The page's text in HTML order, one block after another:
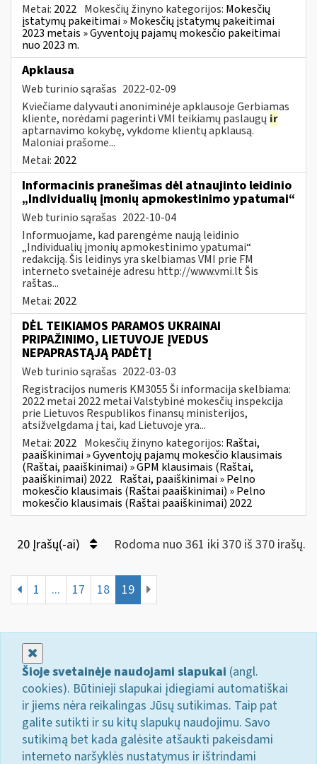
Metai: 2022 Mokesčių žinyno kategorijos: Mokesčių
įstatymų pakeitimai » Mokesčių įstatymų pakeitimai
2023 metais » Gyventojų pajamų mokesčio pakeitimai
nuo 2023 m.
Apklausa
Web turinio sąrašas 2022-02-09
Kviečiame dalyvauti anoniminėje apklausoje Gerbiamas
kliente, norėdami pagerinti VMI teikiamų paslaugų ir
aptarnavimo kokybę, vykdome klientų apklausą.
Maloniai prašome...
Metai: 2022
Informacinis pranešimas dėl atnaujinto leidinio
„Individualių įmonių apmokestinimo ypatumai“
Web turinio sąrašas 2022-10-04
Informuojame, kad parengėme naują leidinio
„Individualių įmonių apmokestinimo ypatumai“
redakciją. Šis leidinys yra skelbiamas VMI prie FM
interneto svetainėje adresu http://www.vmi.lt Šis
raštas...
Metai: 2022
DĖL TEIKIAMOS PARAMOS UKRAINAI
PRIPAŽINIMO, LIETUVOJE ĮVEDUS
NEPAPRASTĄJĄ PADĖTĮ
Web turinio sąrašas 2022-03-03
Registracijos numeris KM3055 Ši informacija skelbiama:
2022 metai 2022 metai Valstybinė mokesčių inspekcija
prie Lietuvos Respublikos finansų ministerijos,
atsižvelgdama į tai, kad Lietuvoje yra...
Metai: 2022 Mokesčių žinyno kategorijos: Raštai,
paaiškinimai » Gyventojų pajamų mokesčio klausimais
(Raštai, paaiškinimai) » GPM klausimais (Raštai,
paaiškinimai) 2022 Raštai, paaiškinimai » Pelno
mokesčio klausimais (Raštai paaiškinimai) » Pelno
mokesčio klausimais (Raštai paaiškinimai) 2022
20 Įrašų(-ai) Rodoma nuo 361 iki 370 iš 370 irašų.
1 ... 17 18 19
Šioje svetainėje naudojami slapukai (angl.
cookies). Būtinieji slapukai įdiegiami automatiškai
ir jiems nėra reikalingas Jūsų sutikimas. Taip pat
galite sutikti ir su kitų slapukų naudojimu. Savo
sutikimą bet kada galėsite atšaukti pakeisdami
interneto naršyklės nustatymus ir ištrindami